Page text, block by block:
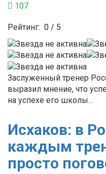
107
Рейтинг: 0 / 5
Заслуженный тренер
выразил мнение, что
на успехе его школы...
Исхаков: в
каждым
просто